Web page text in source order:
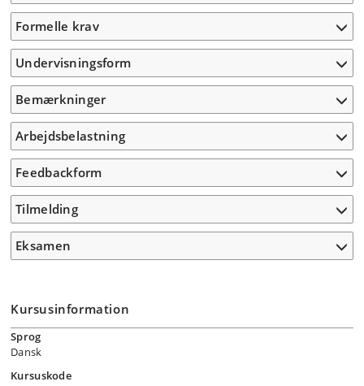
Formelle krav
Undervisningsform
Bemærkninger
Arbejdsbelastning
Feedbackform
Tilmelding
Eksamen
Kursusinformation
Sprog
Dansk
Kursuskode